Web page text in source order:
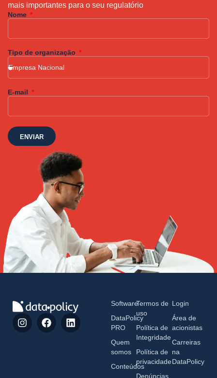
mais importantes para o seu regulatório
Nome
Tipo de organização
E-mail
ENVIAR
Software
DataPolicy
PRO
Quem
somos
Conteúdos
Termos de
uso
Política de
Integridade
Política de
privacidade
Denúncias
Login
Área de
acionistas
Carreiras
na
DataPolicy